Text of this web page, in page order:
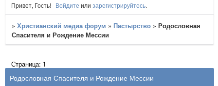
Привет, Гость! Войдите или зарегистрируйтесь.
»Христианский медиа форум » Пастырство »Родословная
Спасителя и Рождение Мессии
Родословная Спасителя и Рождение Мессии
Страница:1